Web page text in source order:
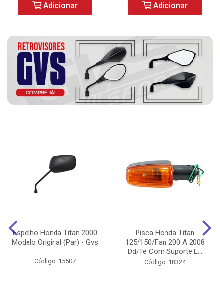
Adicionar Adicionar
Espelho Honda Titan 2000
Modelo Original (Par) - Gvs
Código: 15507
Pisca Honda Titan
125/150/Fan 200 A 2008
Dd/Te Com Suporte L...
Código: 18324